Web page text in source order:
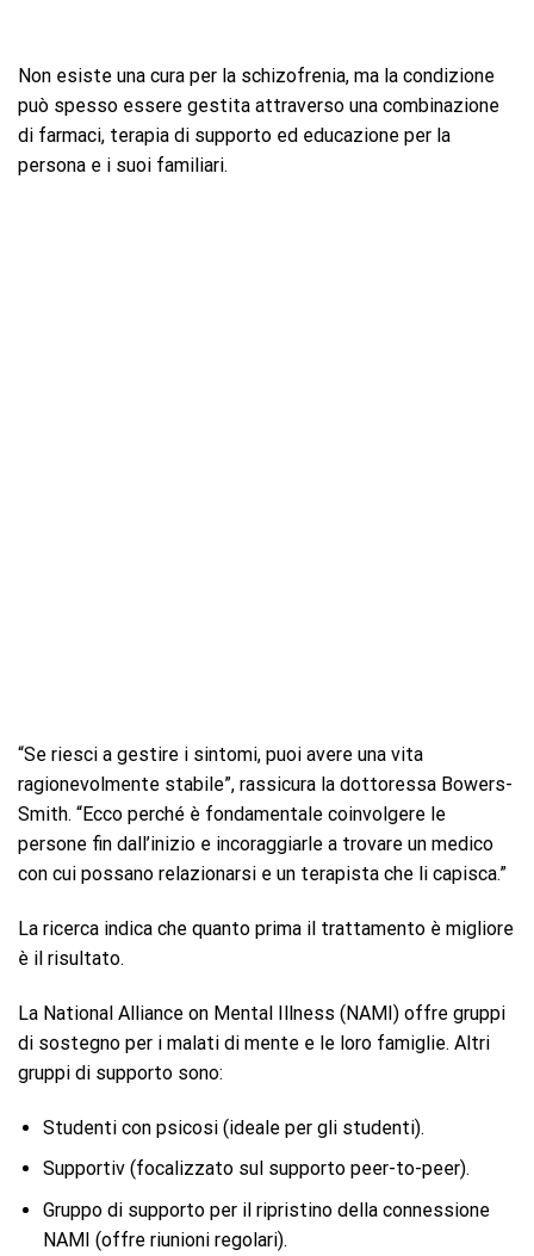
Non esiste una cura per la schizofrenia, ma la condizione
può spesso essere gestita attraverso una combinazione
di farmaci, terapia di supporto ed educazione per la
persona e i suoi familiari.
“Se riesci a gestire i sintomi, puoi avere una vita
ragionevolmente stabile”, rassicura la dottoressa Bowers-
Smith. “Ecco perché è fondamentale coinvolgere le
persone fin dall’inizio e incoraggiarle a trovare un medico
con cui possano relazionarsi e un terapista che li capisca.”
La ricerca indica che quanto prima il trattamento è migliore
è il risultato.
La National Alliance on Mental Illness (NAMI) offre gruppi
di sostegno per i malati di mente e le loro famiglie. Altri
gruppi di supporto sono:
Studenti con psicosi (ideale per gli studenti).
Supportiv (focalizzato sul supporto peer-to-peer).
Gruppo di supporto per il ripristino della connessione
NAMI (offre riunioni regolari).